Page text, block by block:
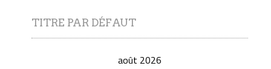
TITRE PAR DÉFAUT
août 2026